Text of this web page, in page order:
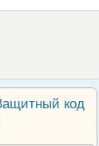
код